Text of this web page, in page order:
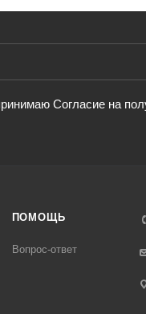
Согласие на
ПОМОЩЬ
Вопрос-ответ